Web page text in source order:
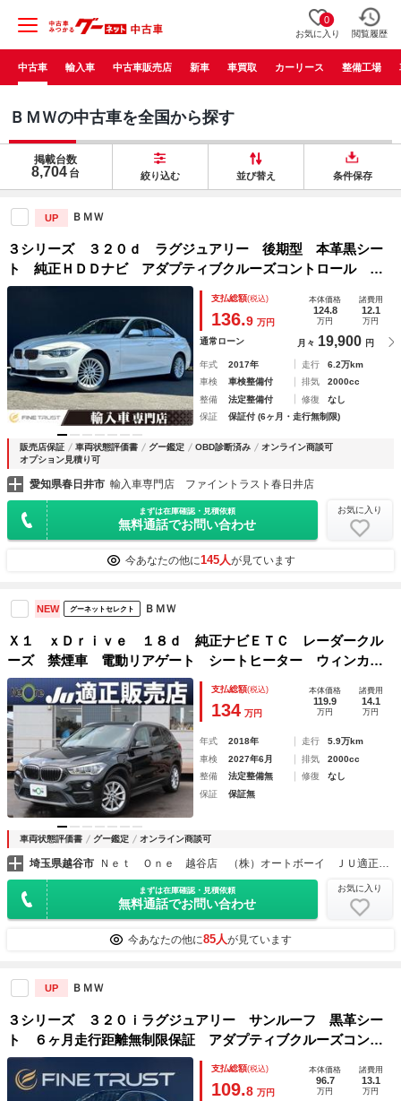
0
お気に入り 閲覧履歴
中古車 輸入車 中古車販売店 新車 車買取 カーリース 整備工場
ＢＭＷの中古車を全国から探す
掲載台数
8,704 台 絞り込む 並び替え 条件保存
UP ＢＭＷ
３シリーズ ３２０ｄ ラグジュアリー 後期型 本革黒シー
ト 純正ＨＤＤナビ アダプティブクルーズコントロール ６
ヶ月走行距離無制限保証付 ＬＥＤヘッドライト 禁煙車 バ
ックカメラ インテリジェントセーフティ シートヒーター
支払総額(税込)
136.9 万円
本体価格
124.8
万円
諸費用
12.1
万円
通常ローン 月々 19,900 円
年式 2017年 走行
6.2万km
車検
車検整備付 排気
2000cc
整備
法定整備付 修復
なし
保証
保証付 (6ヶ月・走行無制限)
販売店保証 車両状態評価書 グー鑑定 OBD診断済み
オンライン商談可
オプション見積り可
愛知県春日井市 輸入車専門店 ファイントラスト春日井店
まずは在庫確認・見積依頼
無料通話でお問い合わせ
お気に入り
今あなたの他に145人が見ています
NEW グーネットセレクト ＢＭＷ
Ｘ１ ｘＤｒｉｖｅ １８ｄ 純正ナビＥＴＣ レーダークル
ーズ 禁煙車 電動リアゲート シートヒーター ウィンカー
ミラー スマートキー ＬＥＤライト 衝突軽減ブレーキ レ
ーンキープ 横滑り防止 障害物センサー バックカメラ
支払総額(税込)
134 万円
本体価格
119.9
万円
諸費用
14.1
万円
年式 2018年 走行
5.9万km
車検
2027年6月 排気
2000cc
整備
法定整備無 修復
なし
保証
保証無
車両状態評価書 グー鑑定 オンライン商談可
埼玉県越谷市
まずは在庫確認・見積依頼
無料通話でお問い合わせ
お気に入り
今あなたの他に85人が見ています
UP ＢＭＷ
３シリーズ ３２０ｉラグジュアリー サンルーフ 黒革シー
ト ６ヶ月走行距離無制限保証 アダプティブクルーズコント
ロール インテリジェントセーフティ 禁煙車 バックカメ
ラ ディスチャージヘッドランプ シートヒーター 純正ＨＤ
支払総額(税込)
109.8 万円
本体価格
96.7
万円
諸費用
13.1
万円